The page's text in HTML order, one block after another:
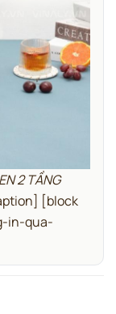
2 TẦNG
[block
in-qua-